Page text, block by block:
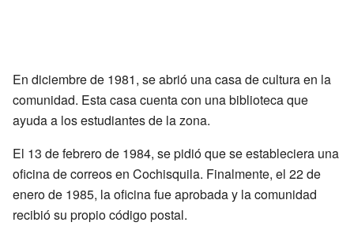
En diciembre de 1981, se abrió una casa de cultura en la
comunidad. Esta casa cuenta con una biblioteca que
ayuda a los estudiantes de la zona.
El 13 de febrero de 1984, se pidió que se estableciera una
oficina de correos en Cochisquila. Finalmente, el 22 de
enero de 1985, la oficina fue aprobada y la comunidad
recibió su propio código postal.